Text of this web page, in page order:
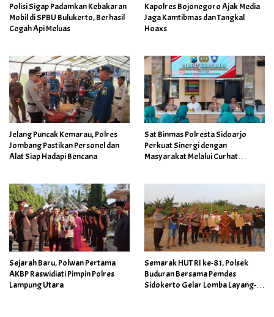
Polisi Sigap Padamkan Kebakaran
Mobil di SPBU Bulukerto, Berhasil
Cegah Api Meluas
Kapolres Bojonegoro Ajak Media
Jaga Kamtibmas dan Tangkal
Hoaxs
Jelang Puncak Kemarau, Polres
Jombang Pastikan Personel dan
Alat Siap Hadapi Bencana
Sat Binmas Polresta Sidoarjo
Perkuat Sinergi dengan
Masyarakat Melalui Curhat
Sejarah Baru, Polwan Pertama
AKBP Raswidiati Pimpin Polres
Lampung Utara
Semarak HUT RI ke-81, Polsek
Buduran Bersama Pemdes
Sidokerto Gelar Lomba Layang-